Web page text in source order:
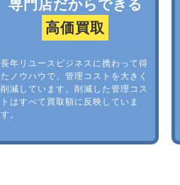
専門店だからできる
高価買取
長年リユースビジネスに携わって得
たノウハウで、管理コストを大きく
削減しています。削減した管理コス
トはすべて買取額に反映していま
す。